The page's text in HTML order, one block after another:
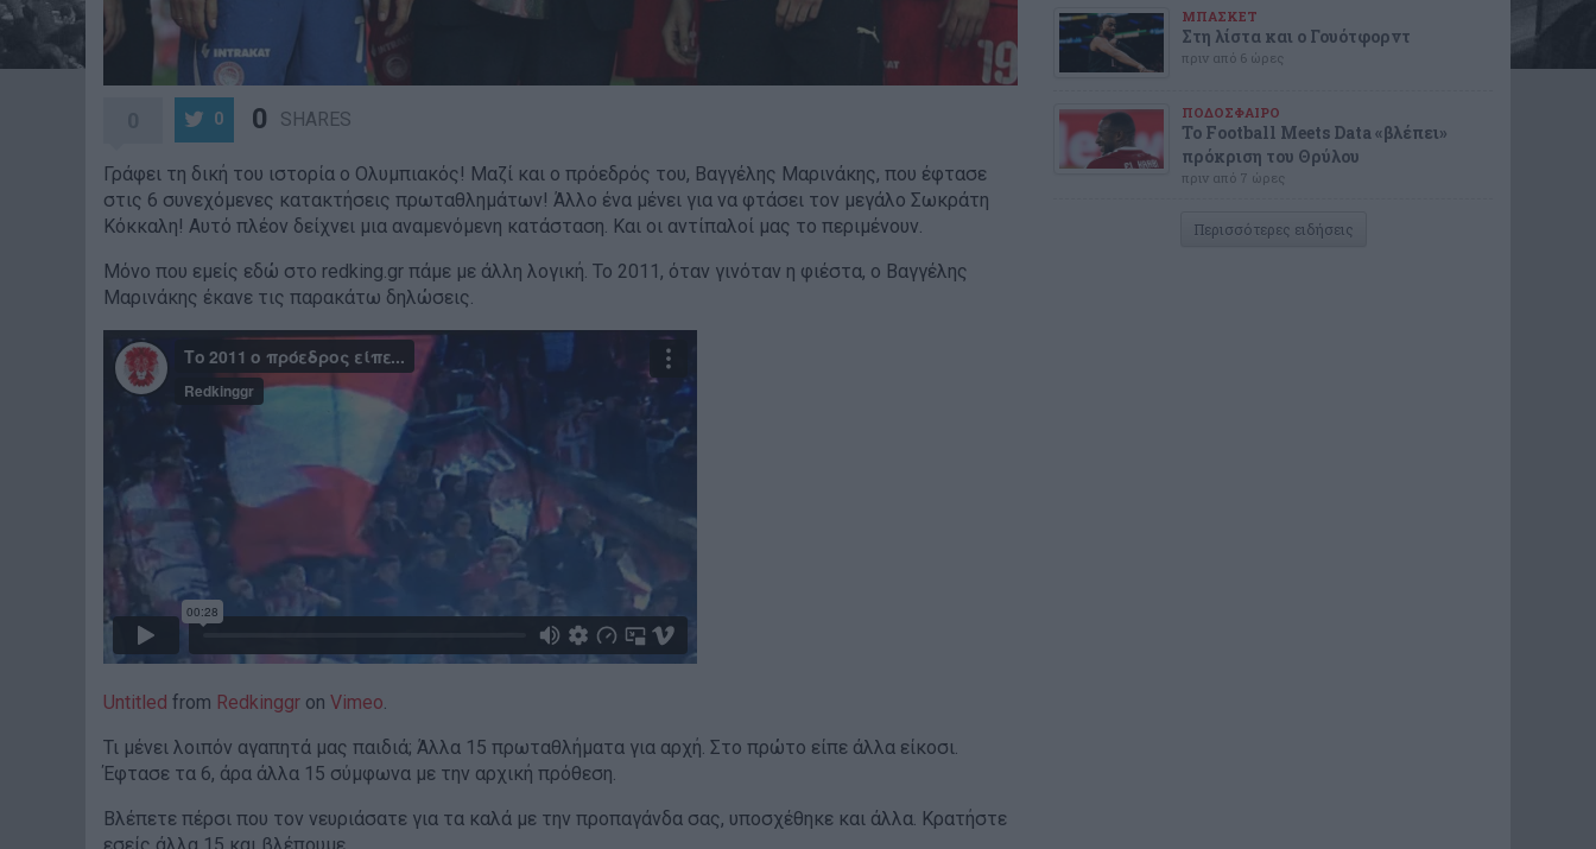
0 SHARES
0
Γράφει τη δική του ιστορία ο Ολυμπιακός! Μαζί και ο πρόεδρός του, Βαγγέλης Μαρινάκης, που έφτασε
στις 6 συνεχόμενες κατακτήσεις πρωταθλημάτων! Άλλο ένα μένει για να φτάσει τον μεγάλο Σωκράτη
Κόκκαλη! Αυτό πλέον δείχνει μια αναμενόμενη κατάσταση. Και οι αντίπαλοί μας το περιμένουν.
Μόνο που εμείς εδώ στο redking.gr πάμε με άλλη λογική. Το 2011, όταν γινόταν η φιέστα, ο Βαγγέλης
Μαρινάκης έκανε τις παρακάτω δηλώσεις.
Untitled from Redkinggr on Vimeo
Τι μένει λοιπόν αγαπητά μας παιδιά; Άλλα 15 πρωταθλήματα για αρχή. Στο πρώτο είπε άλλα είκοσι.
Έφτασε τα 6, άρα άλλα 15 σύμφωνα με την αρχική πρόθεση.
Βλέπετε πέρσι που τον νευριάσατε για τα καλά με την προπαγάνδα σας, υποσχέθηκε και άλλα. Κρατήστε
εσείς άλλα 15 και βλέπουμε.
ΜΠΑΣΚΕΤ
Στη λίστα και ο Γουότφορντ
πριν από 6 ώρες
ΠΟΔΟΣΦΑΙΡΟ
Το Football Meets Data «βλέπει»
πρόκριση του Θρύλου
πριν από 7 ώρες
Περισσότερες ειδήσεις